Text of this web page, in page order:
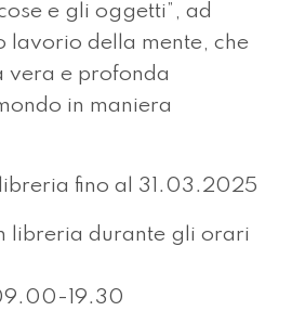
e gli oggetti”, ad
lavorio della mente, che
vera e profonda
in maniera
fino al 31.03.2025
libreria durante gli orari
19.30